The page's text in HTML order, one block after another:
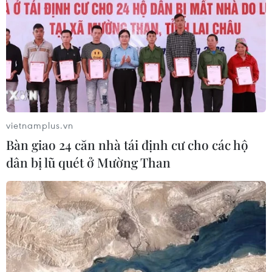
đồng đội
Hợp tác truyền thông giữa Viện Kiểm
sát Nhân dân Tối cao với TTXVN, Báo Nhân Dân
và VOV
100 năm Báo chí Cách mạng Việt Nam
Báo chí Việt Nam trong kỷ
nguyên mới: Trung thành, sáng tạo, trách nhiệm
Báo chí Việt Nam - một thế kỷ phát triển và
đồng hành cùng dân tộc
Diễn đàn Tổng biên tập 2025: Báo chí cần làm
chủ công nghệ “Made in Việt Nam”
vietnamplus.vn
Bàn giao 24 căn nhà tái định cư cho các hộ
dân bị lũ quét ở Mường Than